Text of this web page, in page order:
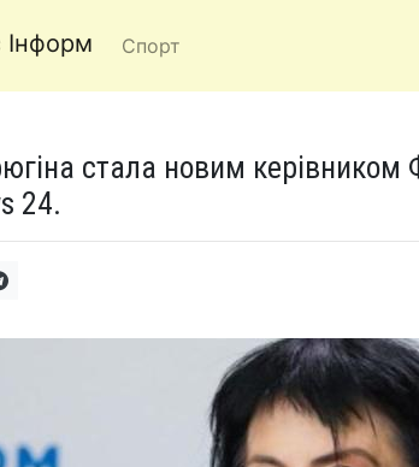
Інформ Спорт
стала новим керівником
24.